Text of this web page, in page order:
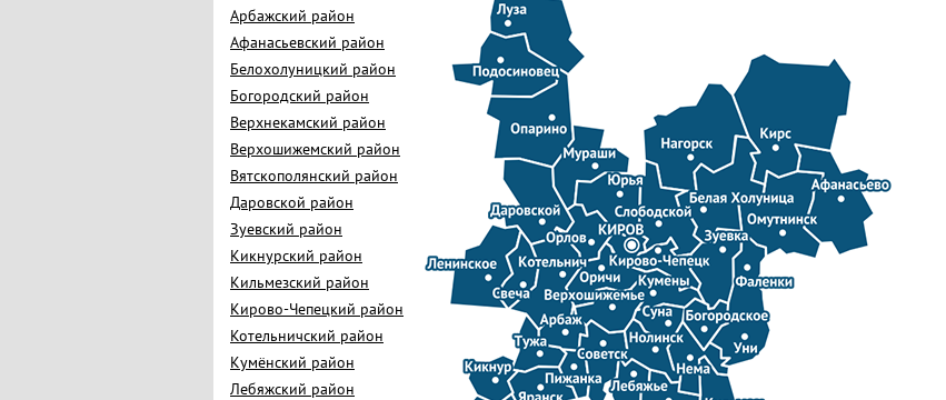
Арбажский район
Афанасьевский район
Белохолуницкий район
Богородский район
Верхнекамский район
Верхошижемский район
Вятскополянский район
Даровской район
Зуевский район
Кикнурский район
Кильмезский район
Кирово-Чепецкий район
Котельничский район
Кумёнский район
Лебяжский район